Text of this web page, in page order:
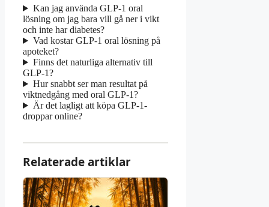
Kan jag använda GLP-1 oral
lösning om jag bara vill gå ner i vikt
och inte har diabetes?
Vad kostar GLP-1 oral lösning på
apoteket?
Finns det naturliga alternativ till
GLP-1?
Hur snabbt ser man resultat på
viktnedgång med oral GLP-1?
Är det lagligt att köpa GLP-1-
droppar online?
Relaterade artiklar